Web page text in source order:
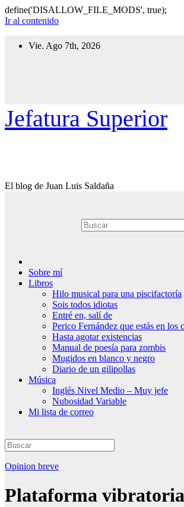
define('DISALLOW_FILE_MODS', true);
Ir al contenido
Vie. Ago 7th, 2026
Jefatura Superior
El blog de Juan Luis Saldaña
Sobre mí
Libros
Hilo musical para una piscifactoría
Sois todos idiotas
Entré en, salí de
Perico Fernández que estás en los
Hasta agotar existencias
Manual de poesía para zombis
Mugidos en blanco y negro
Diario de un gilipollas
Música
Inglés Nivel Medio – Muy jefe
Nubosidad Variable
Mi lista de correo
Opinion breve
Plataforma